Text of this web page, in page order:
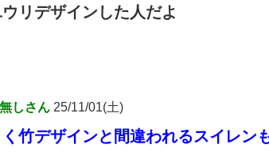
リデザインした人だよ
しさん 25/11/01(土)
く竹デザインと間違われるスイレン